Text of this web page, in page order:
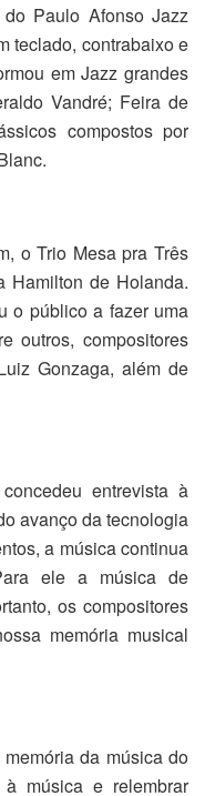
Paulo Afonso Jazz
teclado, contrabaixo e
em Jazz grandes
Vandré; Feira de
compostos por
o Trio Mesa pra Três
Hamilton de Holanda.
o público a fazer uma
outros, compositores
Gonzaga, além de
entrevista à
avanço da tecnologia
a música continua
ele a música de
os compositores
memória musical
da música do
música e relembrar